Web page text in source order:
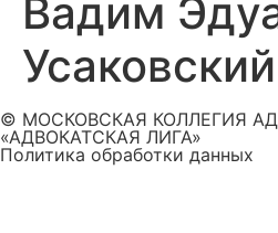
Вадим
Усаковский
© МОСКОВСКАЯ КОЛЛЕГИЯ
«АДВОКАТСКАЯ ЛИГА»
Политика обработки данных